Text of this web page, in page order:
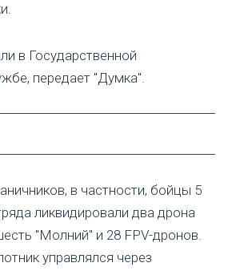
в Государственной
передает "Думка".
в частности, бойцы 5
ликвидировали два дрона
"Молний" и 28 FPV-дронов.
управлялся через